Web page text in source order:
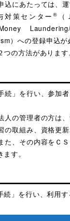
にあたっては、
対策センター®
）への登録申込が
の方法があります
」を行い、参加
の管理者の方は
の取組み、資格更
た、その内容をＣ
す。
」を行い、利用す